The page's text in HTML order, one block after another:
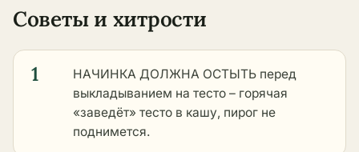
Советы и хитрости
1
НАЧИНКА ДОЛЖНА ОСТЫТЬ перед
выкладыванием на тесто – горячая
«заведёт» тесто в кашу, пирог не
поднимется.